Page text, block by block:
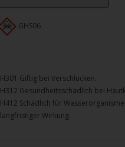
GHS06
H301 Giftig bei Verschlucken.
H312 Gesundheitsschädlich bei
H412 Schädlich für
langfristiger Wirkung.